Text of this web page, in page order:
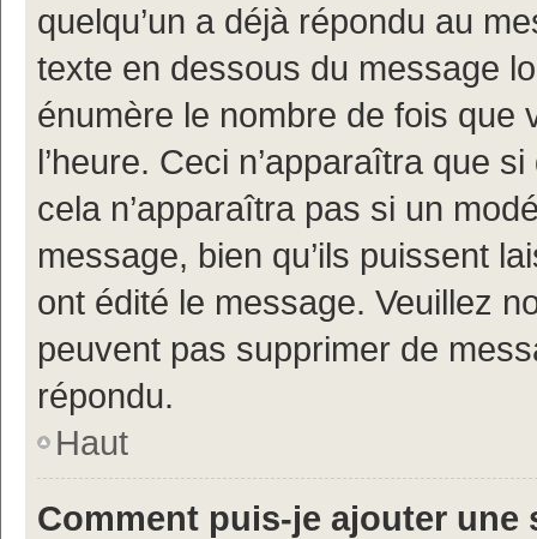
quelqu’un a déjà répondu au
texte en dessous du message
énumère le nombre de fois que
l’heure. Ceci n’apparaîtra que
cela n’apparaîtra pas si un
message, bien qu’ils puissent
ont édité le message. Veuillez
peuvent pas supprimer de
répondu.
Haut
Comment puis-je ajouter une